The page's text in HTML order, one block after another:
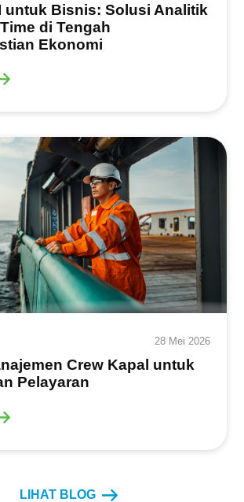
untuk Bisnis: Solusi Analitik
di Tengah
Ekonomi
28 Mei 2026
Crew Kapal untuk
Pelayaran
LIHAT BLOG